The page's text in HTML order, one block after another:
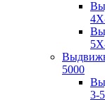
5000
3-